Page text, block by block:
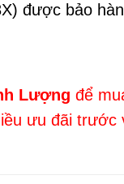
được bảo
Lượng để
ưu đãi trước